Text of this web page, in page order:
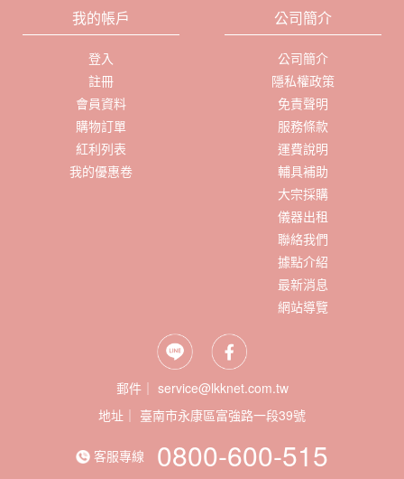
我的帳戶
登入
註冊
會員資料
購物訂單
紅利列表
我的優惠卷
公司簡介
公司簡介
隱私權政策
免責聲明
服務條款
運費說明
輔具補助
大宗採購
儀器出租
聯絡我們
據點介紹
最新消息
網站導覽
郵件｜ service@lkknet.com.tw
地址｜
客服專線 0800-600-515